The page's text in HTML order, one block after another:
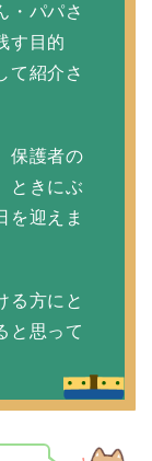
・パパさ
す目的
て紹介さ
保護者の
ときにぶ
を迎えま
る方にと
と思って